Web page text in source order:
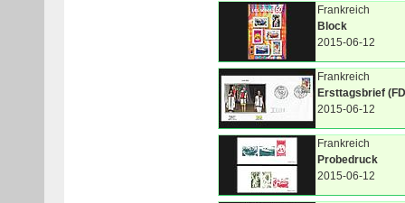
Frankreich
Block
2015-06-12
Frankreich
Ersttagsbrief
2015-06-12
Frankreich
Probedruck
2015-06-12